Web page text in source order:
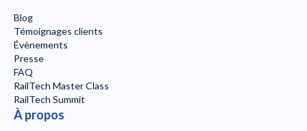
Blog
Témoignages clients
Évènements
Presse
FAQ
RailTech Master Class
RailTech Summit
À propos